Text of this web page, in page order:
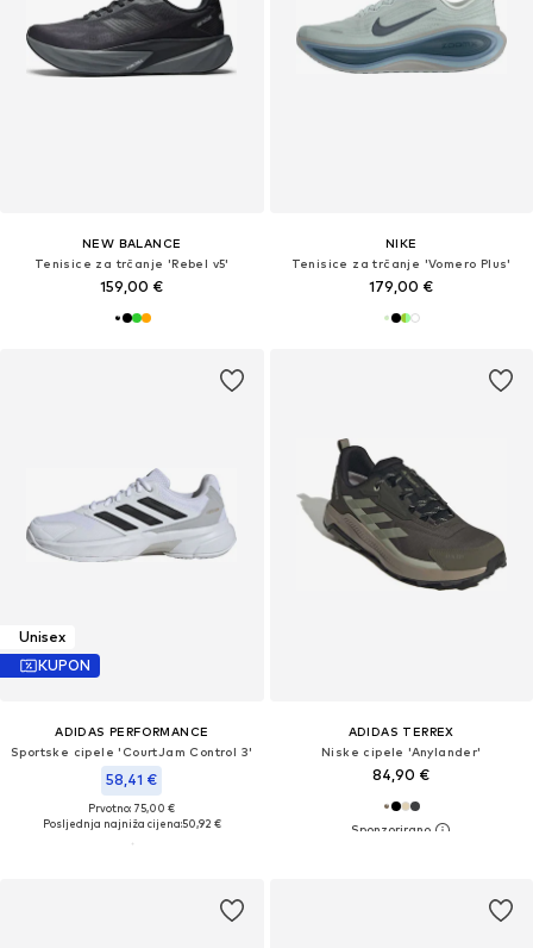
NEW BALANCE
Tenisice za trčanje 'Rebel v5'
159,00 €
NIKE
Tenisice za trčanje 'Vomero Plus'
179,00 €
Unisex
KUPON
ADIDAS PERFORMANCE
Sportske cipele 'CourtJam Control 3'
58,41 €
Prvotno: 75,00 €
Posljednja najniža cijena:50,92 €
ADIDAS TERREX
Niske cipele 'Anylander'
84,90 €